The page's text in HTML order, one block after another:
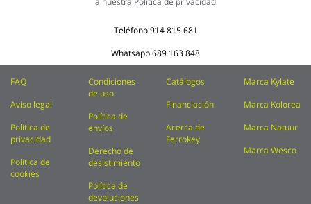
Teléfono914 815 681
Whatsapp689 163 848
FAQ
Aviso legal
Política de
privacidad
Política de
cookies
Condiciones
de uso
Política de
envíos
Derecho de
desistimiento
Política de
devoluciones
Catálogos
Financiación
Acerca de
Ferrokey
Marca Kylate
Marca Kolorea
Marca Natuur
Marca Wesco